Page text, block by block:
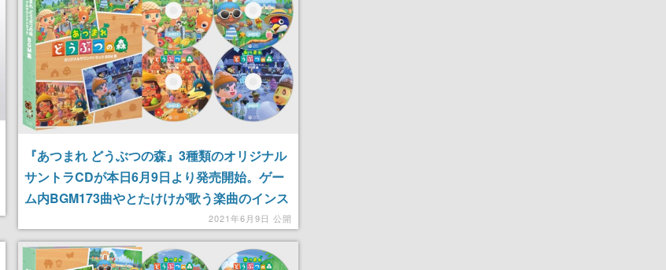
『あつまれ どうぶつの森』3種類のオリジナル
サントラCDが本日6月9日より発売開始。ゲー
ム内BGM173曲やとたけけが歌う楽曲のインス
ト版などを収録した大ボリュームの内容2021年6月9日 公開